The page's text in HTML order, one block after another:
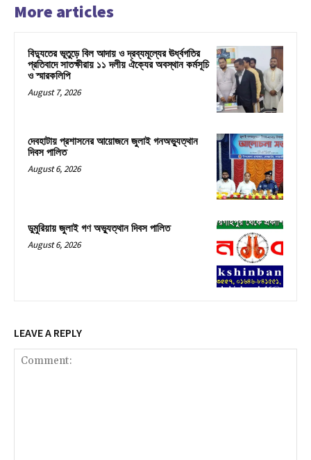
More articles
বিদ্যুতের ভূতুড়ে বিল আদায় ও দ্রব্যমূল্যের ঊর্ধ্বগতির
প্রতিবাদে সাতক্ষীরায় ১১ দলীয় ঐক্যের অবস্থান কর্মসূচি
ও স্মারকলিপি
August 7, 2026
দেবহাটায় প্রশাসনের আয়োজনে জুলাই গনঅভ্যুত্থান
দিবস পালিত
August 6, 2026
ডুমুরিয়ায় জুলাই গণ অভ্যুত্থান দিবস পালিত
August 6, 2026
LEAVE A REPLY